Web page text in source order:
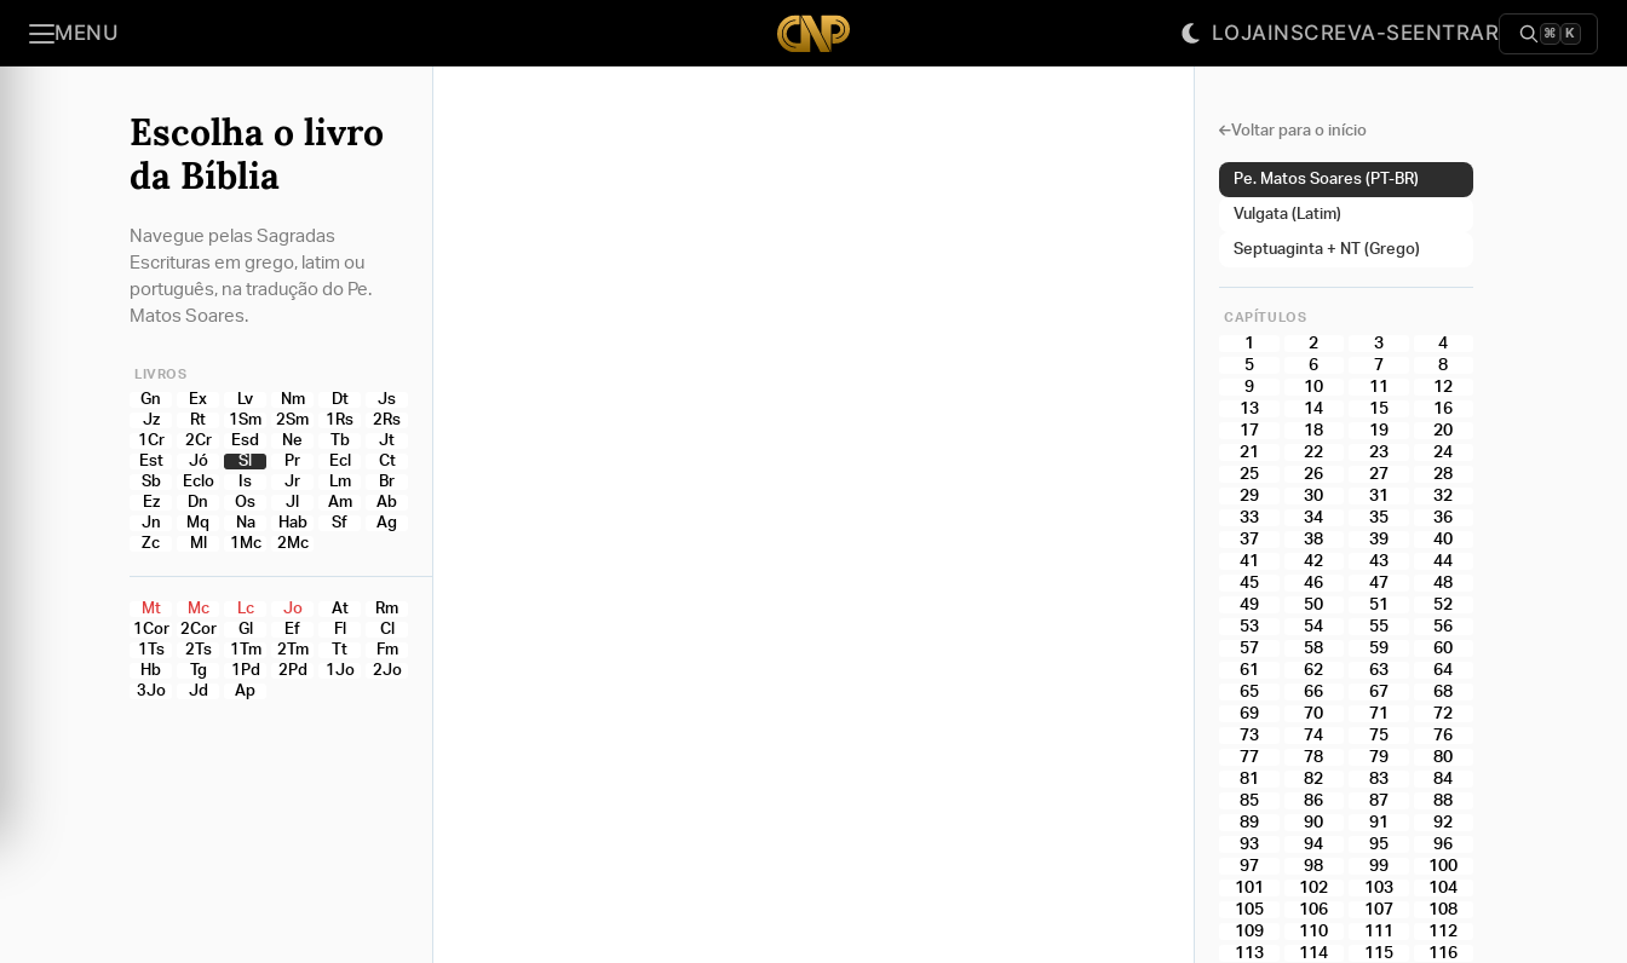
MENU LOJAINSCREVA-SEENTRAR ⌘ K
Escolha o livro
da Bíblia
Navegue pelas Sagradas
Escrituras em grego, latim ou
português, na tradução do Pe.
Matos Soares.
LIVROS
Gn Ex Lv Nm Dt
Js
Jz
Rt 1Sm 2Sm 1Rs
2Rs
1Cr
2Cr Esd Ne Tb
Jt
Est
Jó Sl Pr Ecl
Ct
Sb
Eclo Is Jr Lm
Br
Ez
Dn Os Jl Am
Ab
Jn
Mq Na Hab Sf
Ag
Zc
Ml 1Mc 2Mc
Mt Mc Lc Jo At
Rm
1Cor
2Cor Gl Ef Fl
Cl
1Ts
2Ts 1Tm 2Tm Tt
Fm
Hb
Tg 1Pd 2Pd 1Jo
2Jo
3Jo
Jd Ap
Voltar para o início
Pe. Matos Soares (PT-BR)
Vulgata (Latim)
Septuaginta + NT (Grego)
CAPÍTULOS
1 2 3
4
5
6 7
8
9
10 11
12
13
14 15
16
17
18 19
20
21
22 23
24
25
26 27
28
29
30 31
32
33
34 35
36
37
38 39
40
41
42 43
44
45
46 47
48
49
50 51
52
53
54 55
56
57
58 59
60
61
62 63
64
65
66 67
68
69
70 71
72
73
74 75
76
77
78 79
80
81
82 83
84
85
86 87
88
89
90 91
92
93
94 95
96
97
98 99
100
101
102 103
104
105
106 107
108
109
110 111
112
113
114 115
116